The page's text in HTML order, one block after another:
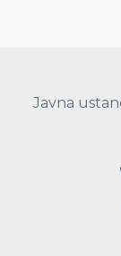
Javna